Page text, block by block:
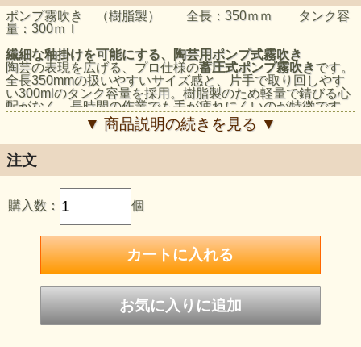
ポンプ霧吹き （樹脂製） 全長：350ｍｍ タンク容
量：300ｍｌ
繊細な釉掛けを可能にする、陶芸用ポンプ式霧吹き
陶芸の表現を広げる、プロ仕様の蓄圧式ポンプ霧吹きです。
全長350mmの扱いやすいサイズ感と、片手で取り回しやす
い300mlのタンク容量を採用。樹脂製のため軽量で錆びる心
配がなく、長時間の作業でも手が疲れにくいのが特徴です。
【この商品のポイント】
均一な微細霧：蓄圧式なので、レバーを引くだけで安
定した細かな霧を噴射。釉薬のグラデーションや重ね
掛けもムラなく美しく仕上がります。
ピンポイントの操作性：
確に霧を届けることができます。
幅広い用途：
釉掛けはもちろん、乾燥しすぎた作品の
保湿や、撥水剤の均一な塗布にも最適です。
陶芸における「吹き掛け」は、筆跡を残したくない繊細な作
品づくりに欠かせません。この霧吹きは、初心者の方からプ
ロの方まで、一つ持っておくと重宝する定番の道具です。
※ご使用後はノズルの詰まりを防ぐため、必ず真水を通して洗浄して
ください。
▼ 商品説明の続きを見る ▼
注文
購入数： 個